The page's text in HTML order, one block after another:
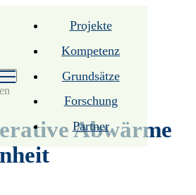
Projekte
Kompetenz
Grundsätze
Forschung
Partner
Abwärme